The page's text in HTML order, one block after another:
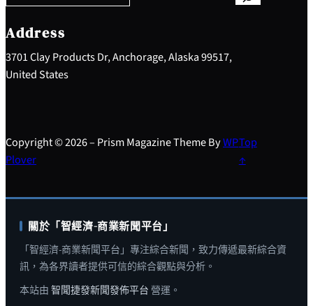
c
h
Address
3701 Clay Products Dr, Anchorage, Alaska 99517,
United States
Copyright © 2026 – Prism Magazine Theme ByWP
Plover
Top
↑
關於「智經濟-商業新聞平台」
「智經濟-商業新聞平台」專注綜合新聞，致力傳遞最新綜合資
訊，為各界讀者提供可信的綜合觀點與分析。
本站由 智聞捷發新聞發佈平台 營運。